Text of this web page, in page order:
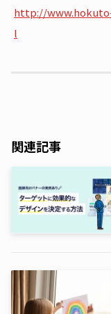
http://
l
関連記事